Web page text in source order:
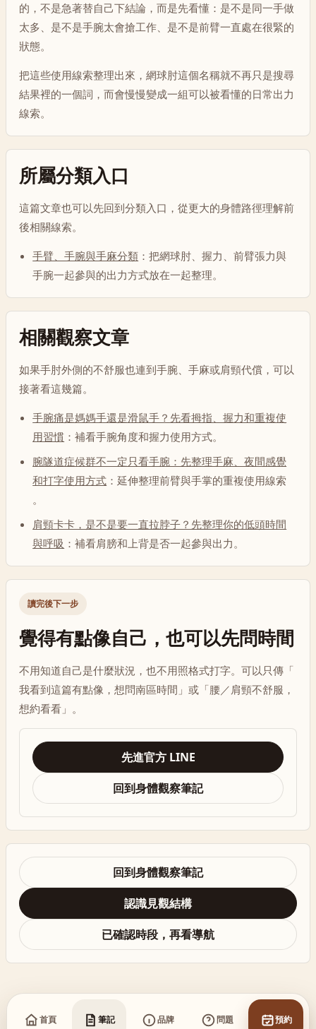
的，不是急著替自己下結論，而是先看懂：是不是同一手做
太多、是不是手腕太會搶工作、是不是前臂一直處在很緊的
狀態。
把這些使用線索整理出來，網球肘這個名稱就不再只是搜尋
結果裡的一個詞，而會慢慢變成一組可以被看懂的日常出力
線索。
所屬分類入口
這篇文章也可以先回到分類入口，從更大的身體路徑理解前
後相關線索。
手臂、手腕與手麻分類 ：把網球肘、握力、前臂張力與
手腕一起參與的出力方式放在一起整理。
相關觀察文章
如果手肘外側的不舒服也連到手腕、手麻或肩頸代償，可以
接著看這幾篇。
手腕痛是媽媽手還是滑鼠手？先看拇指、握力和重複使
用習慣 ：補看手腕角度和握力使用方式。
腕隧道症候群不一定只看手腕：先整理手麻、夜間感覺
和打字使用方式 ：延伸整理前臂與手掌的重複使用線索
。
肩頸卡卡，是不是要一直拉脖子？先整理你的低頭時間
與呼吸 ：補看肩膀和上背是否一起參與出力。
讀完後下一步
覺得有點像自己，也可以先問時間
不用知道自己是什麼狀況，也不用照格式打字。可以只傳「
我看到這篇有點像，想問南區時間」或「腰／肩頸不舒服，
想約看看」。
先進官方 LINE
回到身體觀察筆記
回到身體觀察筆記
認識見觀結構
已確認時段，再看導航
首頁 筆記 品牌 問題 預約